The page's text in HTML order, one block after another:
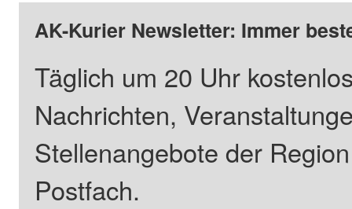
AK-Kurier Newsletter: Immer
Täglich um 20 Uhr
Nachrichten,
Stellenangebote der
Postfach.